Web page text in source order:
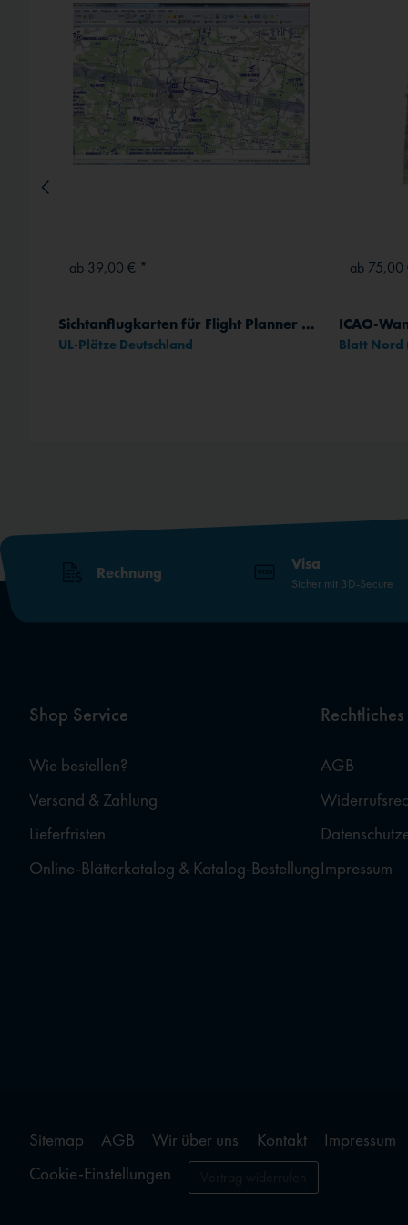
ab 39,00 € *
Sichtanflugkarten für Flight Planner / Sky-Map
UL-Plätze Deutschland
ab 75,00
ICAO-
Blatt Nord
Rechnung Visa
Sicher mit 3D-Secure
Shop Service
Wie bestellen?
Versand & Zahlung
Lieferfristen
Online-Blätterkatalog & Katalog-Bestellung
Rechtliches
AGB
Impressum
Sitemap AGB Wir über uns Kontakt Impressum
Cookie-Einstellungen